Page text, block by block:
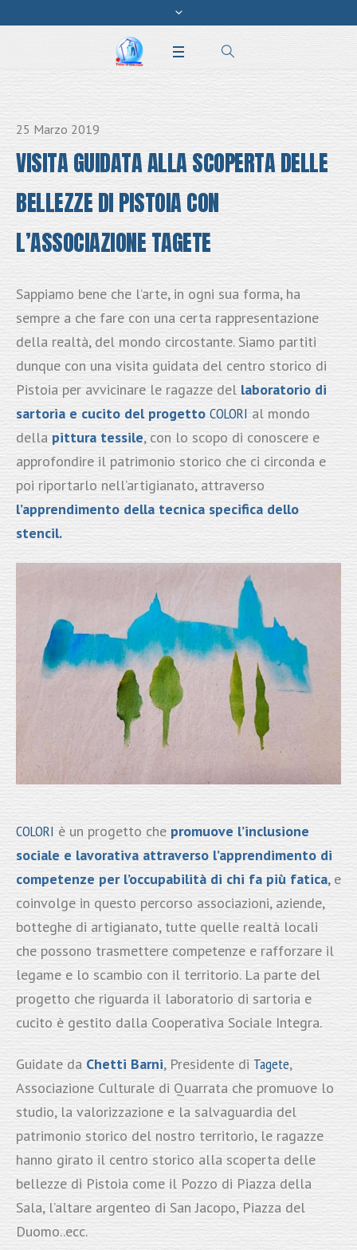
25 Marzo 2019
VISITA GUIDATA ALLA SCOPERTA DELLE
BELLEZZE DI PISTOIA CON
L’ASSOCIAZIONE TAGETE
Sappiamo bene che l’arte, in ogni sua forma, ha
sempre a che fare con una certa rappresentazione
della realtà, del mondo circostante. Siamo partiti
dunque con una visita guidata del centro storico di
Pistoia per avvicinare le ragazze dellaboratorio di
sartoria e cucito del progettoCOLORIal mondo
della pittura tessile, con lo scopo di conoscere e
approfondire il patrimonio storico che ci circonda e
poi riportarlo nell’artigianato, attraverso
l’apprendimento della tecnica specifica dello
stencil.
COLORI è un progetto che promuove l’inclusione
sociale e lavorativa attraverso l’apprendimento di
competenze per l’occupabilità di chi fa più fatica,e
coinvolge in questo percorso associazioni, aziende,
botteghe di artigianato, tutte quelle realtà locali
che possono trasmettere competenze e rafforzare il
legame e lo scambio con il territorio. La parte del
progetto che riguarda il laboratorio di sartoria e
cucito è gestito dalla Cooperativa Sociale Integra.
Guidate da Chetti Barni, Presidente di Tagete,
Associazione Culturale di Quarrata che promuove lo
studio, la valorizzazione e la salvaguardia del
patrimonio storico del nostro territorio, le ragazze
hanno girato il centro storico alla scoperta delle
bellezze di Pistoia come il Pozzo di Piazza della
Sala, l’altare argenteo di San Jacopo, Piazza del
Duomo..ecc.